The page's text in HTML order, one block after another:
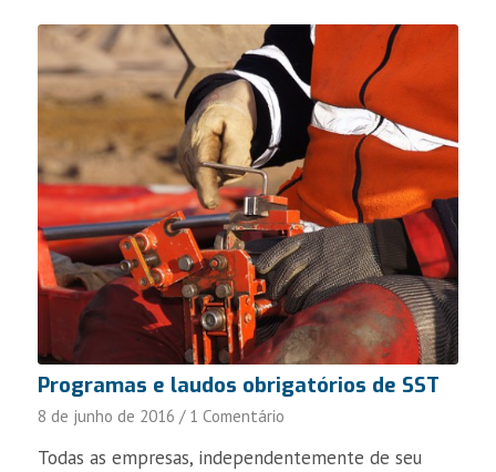
Programas e laudos obrigatórios de SST
8 de junho de 2016 / 1 Comentário
Todas as empresas, independentemente de seu